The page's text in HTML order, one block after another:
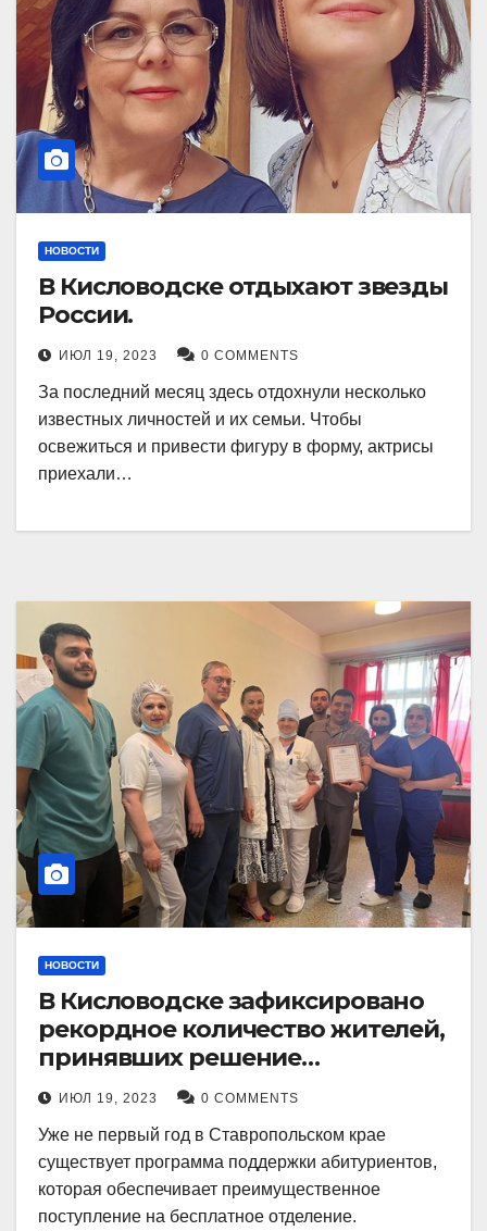
НОВОСТИ
В Кисловодске отдыхают звезды
России.
ИЮЛ 19, 2023 0 COMMENTS
За последний месяц здесь отдохнули несколько
известных личностей и их семьи. Чтобы
освежиться и привести фигуру в форму, актрисы
приехали…
НОВОСТИ
В Кисловодске зафиксировано
рекордное количество жителей,
принявших решение
воспользоваться
установленными мерами, с
целью поступления в
медицинский вуз в районе.
ИЮЛ 19, 2023 0 COMMENTS
Уже не первый год в Ставропольском крае
существует программа поддержки абитуриентов,
которая обеспечивает преимущественное
поступление на бесплатное отделение.